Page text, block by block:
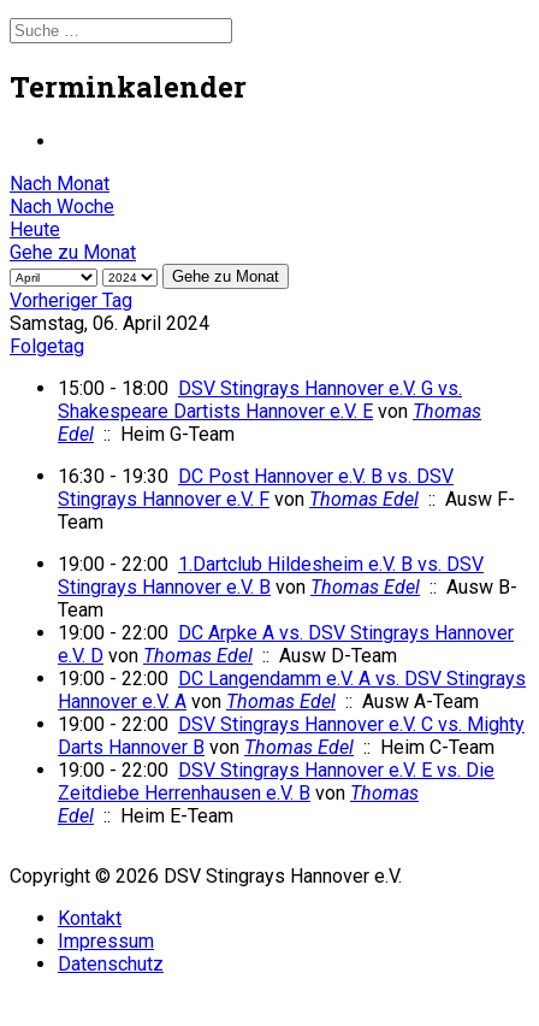
Terminkalender
Nach Monat
Nach Woche
Heute
Gehe zu Monat
Gehe zu Monat
Vorheriger Tag
Samstag, 06. April 2024
Folgetag
15:00 - 18:00 DSV Stingrays Hannover e.V. G vs.
Shakespeare Dartists Hannover e.V. E von Thomas
Edel :: Heim G-Team
16:30 - 19:30 DC Post Hannover e.V. B vs. DSV
Stingrays Hannover e.V. F von Thomas Edel :: Ausw F-
Team
19:00 - 22:00 1.Dartclub Hildesheim e.V. B vs. DSV
Stingrays Hannover e.V. B von Thomas Edel :: Ausw B-
Team
19:00 - 22:00 DC Arpke A vs. DSV Stingrays Hannover
e.V. D von Thomas Edel :: Ausw D-Team
19:00 - 22:00 DC Langendamm e.V. A vs. DSV Stingrays
Hannover e.V. A von Thomas Edel :: Ausw A-Team
19:00 - 22:00 DSV Stingrays Hannover e.V. C vs. Mighty
Darts Hannover B von Thomas Edel :: Heim C-Team
19:00 - 22:00 DSV Stingrays Hannover e.V. E vs. Die
Zeitdiebe Herrenhausen e.V. B von Thomas
Edel :: Heim E-Team
Copyright © 2026 DSV Stingrays Hannover e.V.
Kontakt
Impressum
Datenschutz